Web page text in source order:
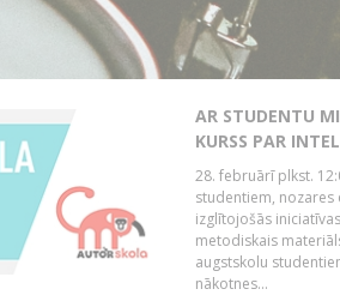
AR STUDENTU
KURSS PAR
28. februārī plkst.
studentiem,
izglītojošās
metodiskais
augstskolu
nākotnes...